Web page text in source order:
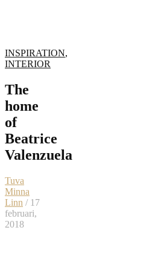
INSPIRATION,
INTERIOR
The
home
of
Beatrice
Valenzuela
Tuva
Minna
Linn / 17
februari,
2018